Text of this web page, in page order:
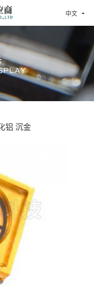
中文 
铝 沉金